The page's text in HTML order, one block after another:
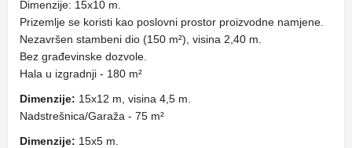
Dimenzije: 15x10 m.
Prizemlje se koristi kao poslovni prostor proizvodne namjene.
Nezavršen stambeni dio (150 m²), visina 2,40 m.
Bez građevinske dozvole.
Hala u izgradnji - 180 m²
Dimenzije: 15x12 m, visina 4,5 m.
Nadstrešnica/Garaža - 75 m²
Dimenzije: 15x5 m.